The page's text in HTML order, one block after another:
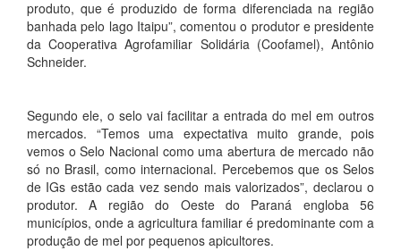
produto, que é produzido de forma diferenciada na região
banhada pelo lago Itaipu”, comentou o produtor e presidente
da Cooperativa Agrofamiliar Solidária (Coofamel), Antônio
Schneider.
Segundo ele, o selo vai facilitar a entrada do mel em outros
mercados. “Temos uma expectativa muito grande, pois
vemos o Selo Nacional como uma abertura de mercado não
só no Brasil, como internacional. Percebemos que os Selos
de IGs estão cada vez sendo mais valorizados”, declarou o
produtor. A região do Oeste do Paraná engloba 56
municípios, onde a agricultura familiar é predominante com a
produção de mel por pequenos apicultores.